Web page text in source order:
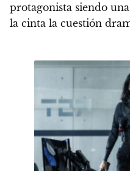
protagonista siendo
la cinta la cuestión